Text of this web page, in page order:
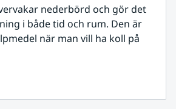
nederbörd och gör det
i både tid och rum. Den är
när man vill ha koll på